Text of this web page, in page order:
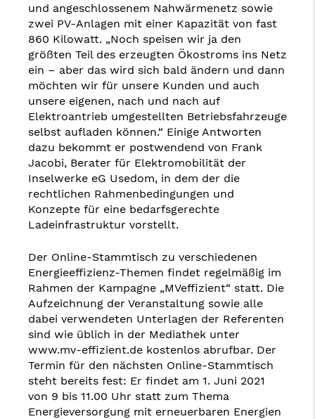
und angeschlossenem Nahwärmenetz sowie
zwei PV-Anlagen mit einer Kapazität von fast
860 Kilowatt. „Noch speisen wir ja den
größten Teil des erzeugten Ökostroms ins Netz
ein – aber das wird sich bald ändern und dann
möchten wir für unsere Kunden und auch
unsere eigenen, nach und nach auf
Elektroantrieb umgestellten Betriebsfahrzeuge
selbst aufladen können.“ Einige Antworten
dazu bekommt er postwendend von Frank
Jacobi, Berater für Elektromobilität der
Inselwerke eG Usedom, in dem der die
rechtlichen Rahmenbedingungen und
Konzepte für eine bedarfsgerechte
Ladeinfrastruktur vorstellt.
Der Online-Stammtisch zu verschiedenen
Energieeffizienz-Themen findet regelmäßig im
Rahmen der Kampagne „MVeffizient“ statt. Die
Aufzeichnung der Veranstaltung sowie alle
dabei verwendeten Unterlagen der Referenten
sind wie üblich in der Mediathek unter
www.mv-effizient.de kostenlos abrufbar. Der
Termin für den nächsten Online-Stammtisch
steht bereits fest: Er findet am 1. Juni 2021
von 9 bis 11.00 Uhr statt zum Thema
Energieversorgung mit erneuerbaren Energien